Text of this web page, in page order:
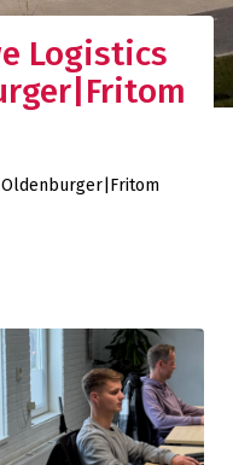
Logistics
Oldenburger|Fritom